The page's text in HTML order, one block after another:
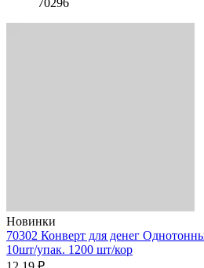
Новинки
70302 Конверт для денег
10шт/упак. 1200 шт/кор